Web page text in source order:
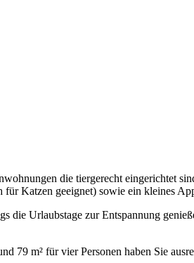
die tiergerecht eingerichtet
Katzen geeignet) sowie ein kleines
die Urlaubstage zur Entspannung
79 m² für vier Personen haben Sie